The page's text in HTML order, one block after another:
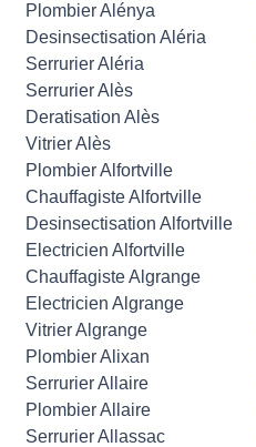
Plombier Alénya
Desinsectisation Aléria
Serrurier Aléria
Serrurier Alès
Deratisation Alès
Vitrier Alès
Plombier Alfortville
Chauffagiste Alfortville
Desinsectisation Alfortville
Electricien Alfortville
Chauffagiste Algrange
Electricien Algrange
Vitrier Algrange
Plombier Alixan
Serrurier Allaire
Plombier Allaire
Serrurier Allassac